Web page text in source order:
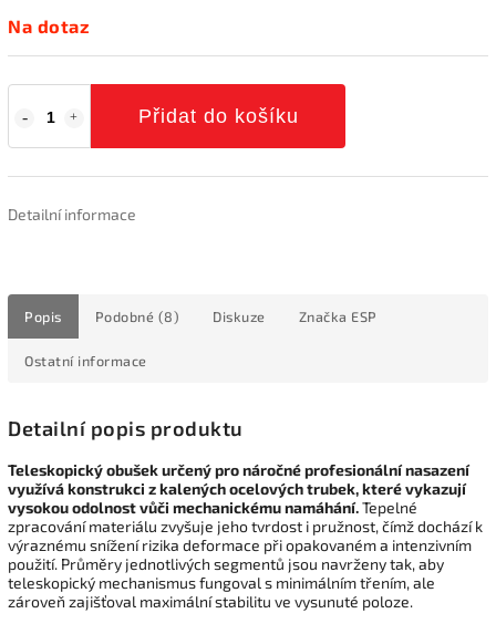
Na dotaz
Přidat do košíku
Detailní informace
Popis Podobné (8) Diskuze Značka ESP
Ostatní informace
Detailní popis produktu
Teleskopický obušek určený pro náročné profesionální nasazení
využívá konstrukci z kalených ocelových trubek, které vykazují
vysokou odolnost vůči mechanickému namáhání.Tepelné
zpracování materiálu zvyšuje jeho tvrdost i pružnost, čímž dochází k
výraznému snížení rizika deformace při opakovaném a intenzivním
použití. Průměry jednotlivých segmentů jsou navrženy tak, aby
teleskopický mechanismus fungoval s minimálním třením, ale
zároveň zajišťoval maximální stabilitu ve vysunuté poloze.